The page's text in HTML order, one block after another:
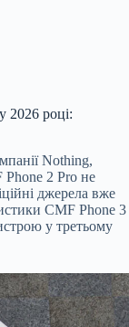
2026 році:
Nothing,
Phone 2 Pro не
джерела вже
CMF Phone 3
у третьому